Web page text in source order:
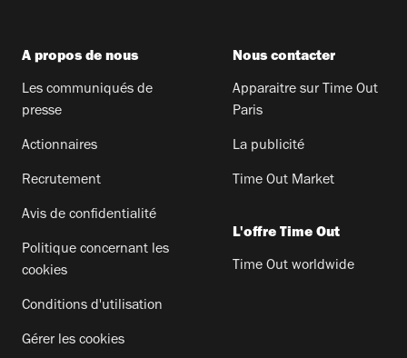
A propos de nous
Les communiqués de
presse
Actionnaires
Recrutement
Avis de confidentialité
Politique concernant les
cookies
Conditions d'utilisation
Gérer les cookies
Nous contacter
Apparaitre sur Time Out
Paris
La publicité
Time Out Market
L'offre Time Out
Time Out worldwide